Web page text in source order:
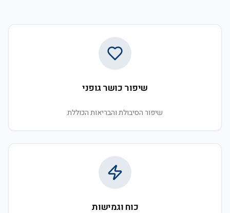
שיפור כושר גופני
שיפור הסיבולת והבריאות הכוללת
כוח וגמישות